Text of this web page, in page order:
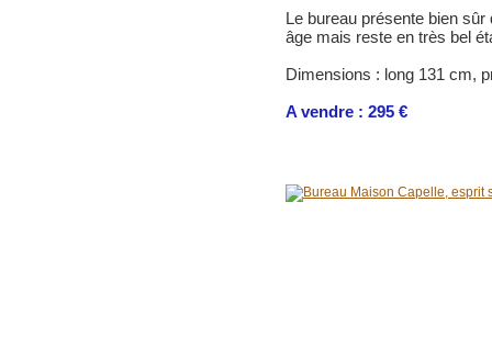
Le bureau présente bien
âge mais reste en très bel
Dimensions : long 131 cm,
A vendre : 295 €